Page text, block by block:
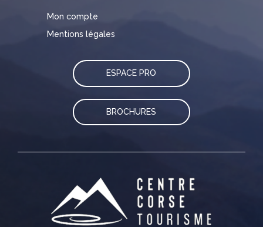
Mon compte
Mentions légales
ESPACE PRO
BROCHURES